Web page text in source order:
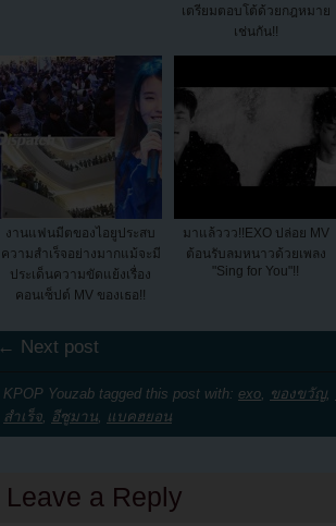
เตรียมตอบโต้ด้วยกฎหมาย
เช่นกัน!!
งานแฟนมีตของไอยูประสบ
ความสำเร็จอย่างมากแม้จะมี
ประเด็นความขัดแย้งเรื่อง
คอนเซ็ปต์ MV ของเธอ!!
มาแล้ววว!!EXO ปล่อย MV
ต้อนรับลมหนาวด้วยเพลง
"Sing for You"!!
← Next post
KPOP Youzab tagged this post with: exo ของขวัญ,
สำเร็จ
อีซูมาน แบคฮยอน
Leave a Reply